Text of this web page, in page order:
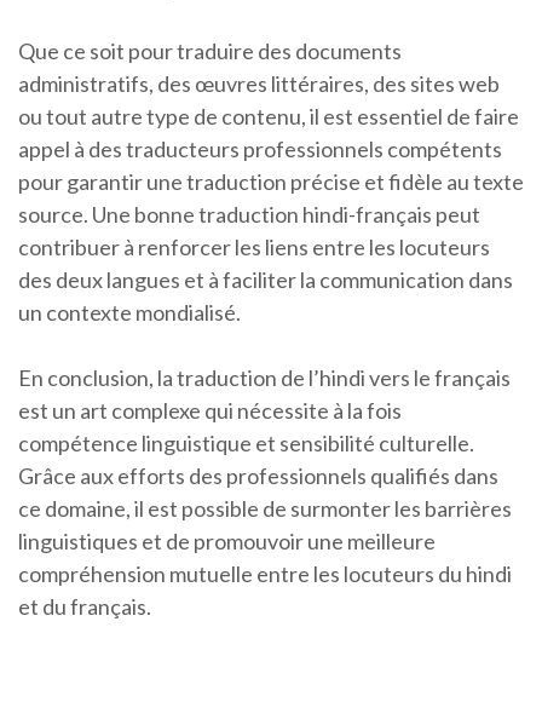
Que ce soit pour traduire des documents
administratifs, des œuvres littéraires, des sites web
ou tout autre type de contenu, il est essentiel de faire
appel à des traducteurs professionnels compétents
pour garantir une traduction précise et fidèle au texte
source. Une bonne traduction hindi-français peut
contribuer à renforcer les liens entre les locuteurs
des deux langues et à faciliter la communication dans
un contexte mondialisé.
En conclusion, la traduction de l’hindi vers le français
est un art complexe qui nécessite à la fois
compétence linguistique et sensibilité culturelle.
Grâce aux efforts des professionnels qualifiés dans
ce domaine, il est possible de surmonter les barrières
linguistiques et de promouvoir une meilleure
compréhension mutuelle entre les locuteurs du hindi
et du français.